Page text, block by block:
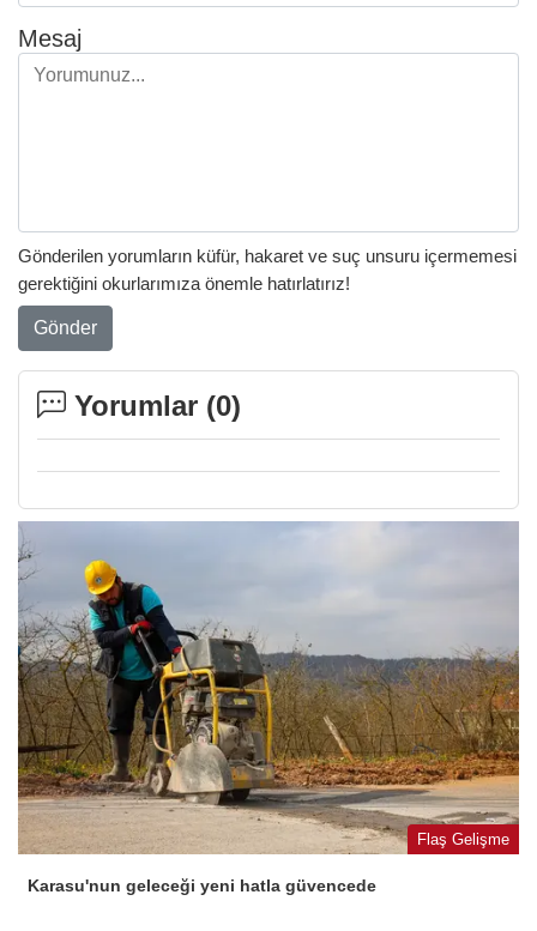
Mesaj
Gönderilen yorumların küfür, hakaret ve suç unsuru içermemesi
gerektiğini okurlarımıza önemle hatırlatırız!
Gönder
Yorumlar (0)
Flaş Gelişme
Karasu'nun geleceği yeni hatla güvencede